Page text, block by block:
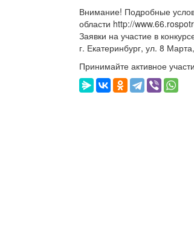
Внимание! Подробные
области http://
Заявки на участие в
г. Екатеринбург, ул. 8
Принимайте активное